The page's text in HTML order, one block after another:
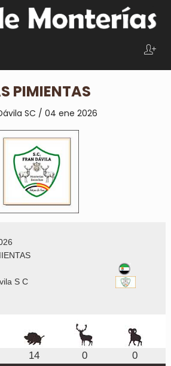
PIMIENTAS
SC / 04 ene 2026
S C
14 0 0